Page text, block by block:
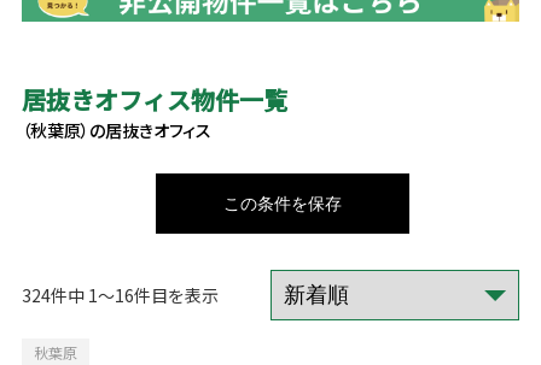
居抜きオフィス物件一覧
（秋葉原）の居抜きオフィス
この条件を保存
324件中 1～16件目を表示
秋葉原